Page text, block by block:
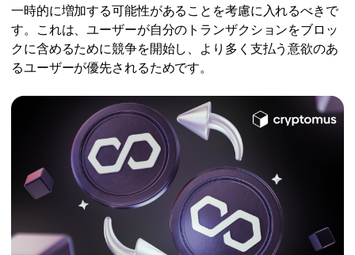
一時的に増加する可能性があることを考慮に入れるべきで
す。これは、ユーザーが自分のトランザクションをブロッ
クに含めるために競争を開始し、より多く支払う意欲のあ
るユーザーが優先されるためです。